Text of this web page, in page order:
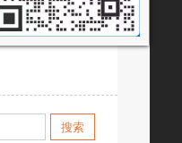
公益慈善